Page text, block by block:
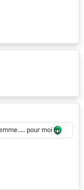
pour moi